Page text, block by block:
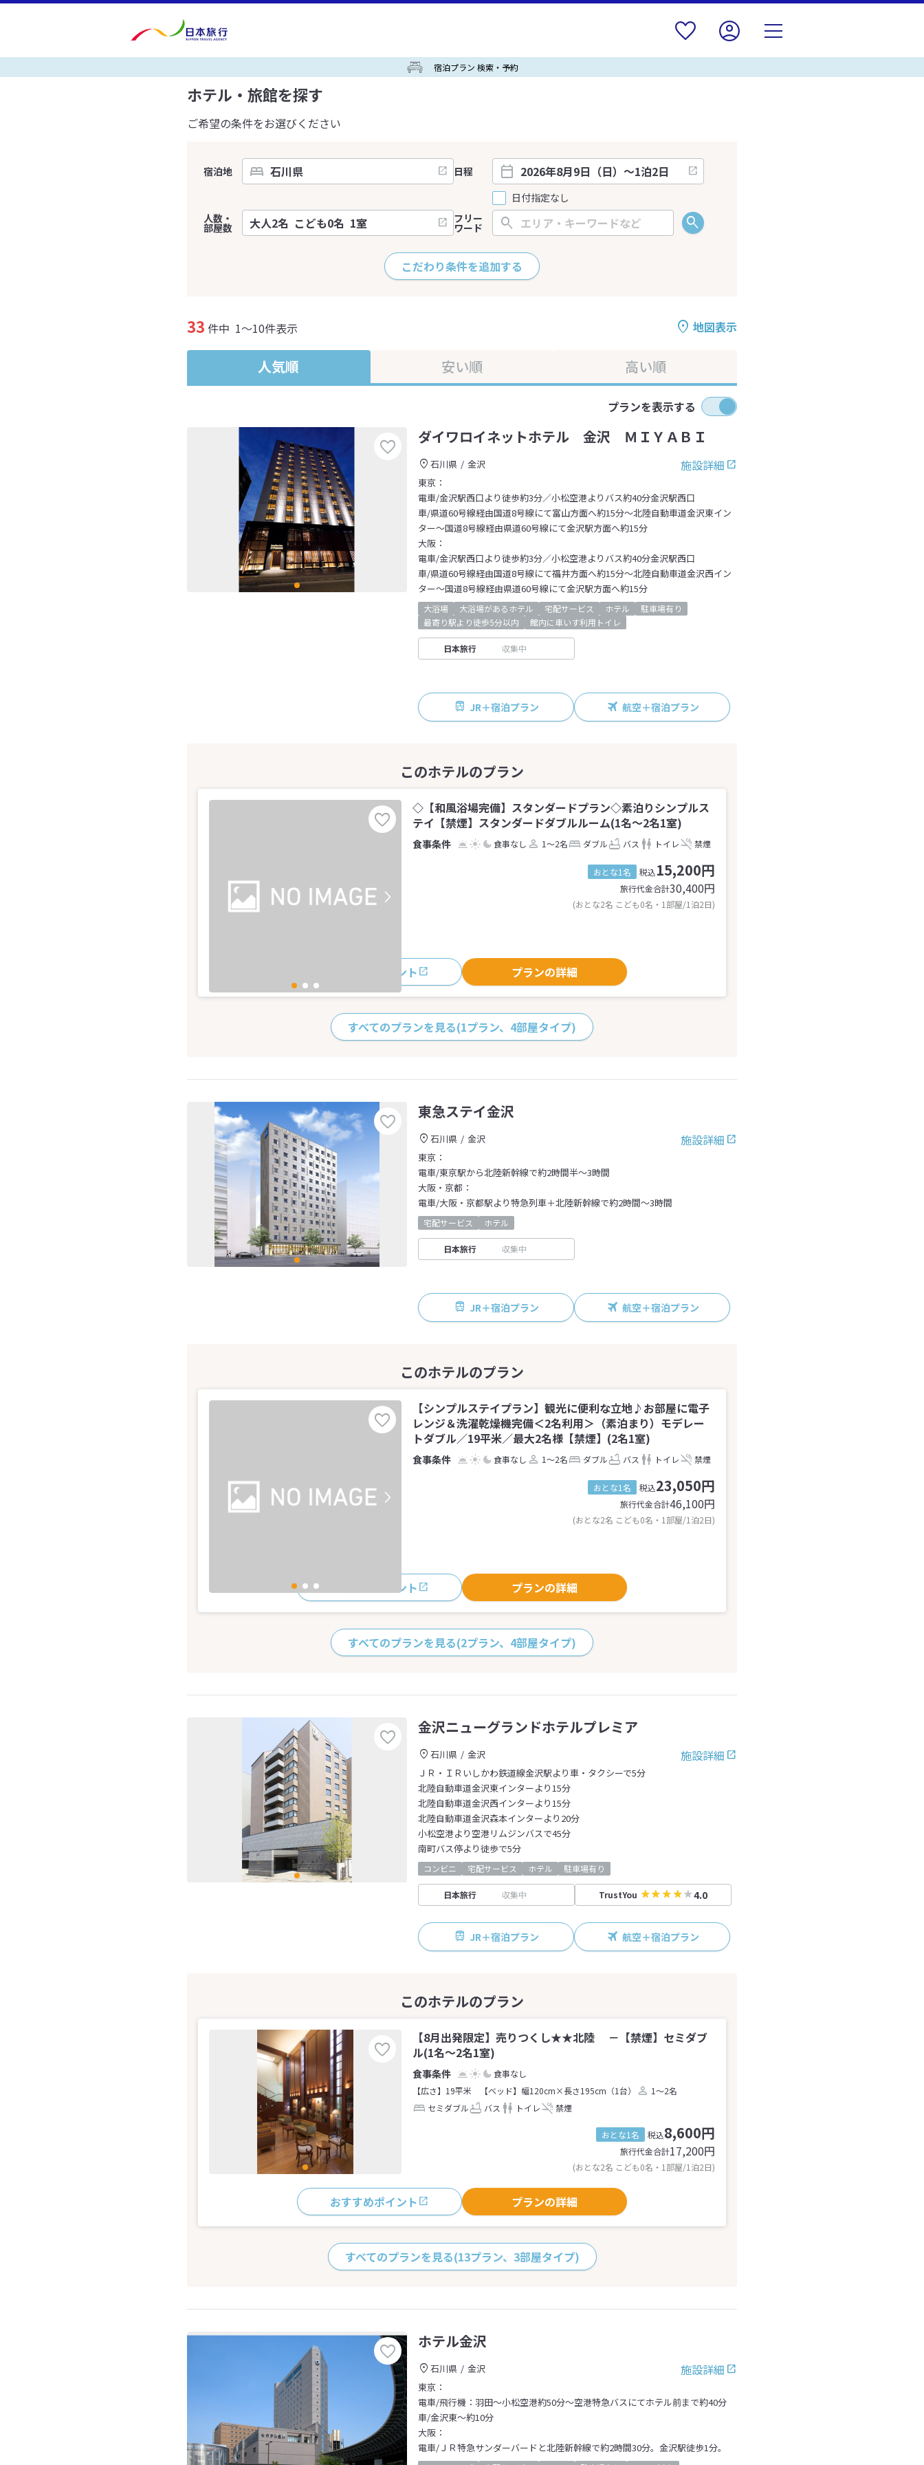
宿泊プラン 検索・予約
ホテル・旅館を探す
ご希望の条件をお選びください
宿泊地
日程
日付指定なし
人数・
部屋数
フリー
ワード
こだわり条件を追加する
地図表示
33 件中 1～10件表示
人気順 安い順 高い順
プランを表示する
ダイワロイネットホテル 金沢 ＭＩＹＡＢＩ
施設詳細
石川県
金沢
東京：
電車/金沢駅西口より徒歩約3分／小松空港よりバス約40分金沢駅西口
車/県道60号線経由国道8号線にて富山方面へ約15分～北陸自動車道金沢東イン
ター～国道8号線経由県道60号線にて金沢駅方面へ約15分
大阪：
電車/金沢駅西口より徒歩約3分／小松空港よりバス約40分金沢駅西口
車/県道60号線経由国道8号線にて福井方面へ約15分～北陸自動車道金沢西イン
ター～国道8号線経由県道60号線にて金沢駅方面へ約15分
大浴場 大浴場があるホテル 宅配サービス ホテル
駐車場有り
最寄り駅より徒歩5分以内
館内に車いす利用トイレ
日本旅行 収集中
JR＋宿泊プラン 航空＋宿泊プラン
◇【和風浴場完備】スタンダードプラン◇素泊りシンプルス
テイ【禁煙】スタンダードダブルルーム(1名～2名1室)
食事なし 1～2名 ダブル バス トイレ 禁煙
おとな1名 税込15,200円
旅行代金合計30,400円
(おとな2名 こども0名・1部屋/1泊2日)
おすすめポイント プランの詳細
すべてのプランを見る(1プラン、4部屋タイプ)
東急ステイ金沢
施設詳細
石川県
金沢
東京：
電車/東京駅から北陸新幹線で約2時間半～3時間
大阪・京都：
電車/大阪・京都駅より特急列車＋北陸新幹線で約2時間～3時間
宅配サービス ホテル
日本旅行 収集中
JR＋宿泊プラン 航空＋宿泊プラン
【シンプルステイプラン】観光に便利な立地♪お部屋に電子
レンジ＆洗濯乾燥機完備＜2名利用＞（素泊まり）モデレー
トダブル／19平米／最大2名様【禁煙】(2名1室)
食事なし 1～2名 ダブル バス トイレ 禁煙
おとな1名 税込23,050円
旅行代金合計46,100円
(おとな2名 こども0名・1部屋/1泊2日)
おすすめポイント プランの詳細
すべてのプランを見る(2プラン、4部屋タイプ)
金沢ニューグランドホテルプレミア
施設詳細
石川県
金沢
ＪＲ・ＩＲいしかわ鉄道線金沢駅より車・タクシーで5分
北陸自動車道金沢東インターより15分
北陸自動車道金沢西インターより15分
北陸自動車道金沢森本インターより20分
小松空港より空港リムジンバスで45分
南町バス停より徒歩で5分
コンビニ 宅配サービス ホテル 駐車場有り
日本旅行 収集中 TrustYou 4.0
JR＋宿泊プラン 航空＋宿泊プラン
【8月出発限定】売りつくし★★北陸 －【禁煙】セミダブ
ル(1名～2名1室)
食事なし
【広さ】19平米
【ベッド】幅120cm×長さ195cm（1台）
1～2名
セミダブル
バス トイレ 禁煙
おとな1名 税込8,600円
旅行代金合計17,200円
(おとな2名 こども0名・1部屋/1泊2日)
おすすめポイント プランの詳細
すべてのプランを見る(13プラン、3部屋タイプ)
ホテル金沢
施設詳細
石川県
金沢
東京：
電車/飛行機：羽田～小松空港約50分～空港特急バスにてホテル前まで約40分
車/金沢東～約10分
大阪：
電車/ＪＲ特急サンダーバードと北陸新幹線で約2時間30分。金沢駅徒歩1分。